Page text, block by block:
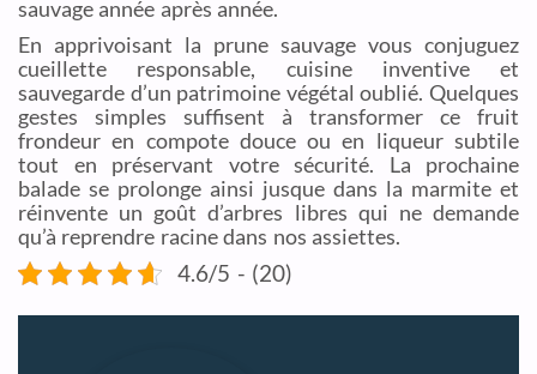
sauvage année après année.
En apprivoisant la prune sauvage vous conjuguez
cueillette responsable, cuisine inventive et
sauvegarde d’un patrimoine végétal oublié. Quelques
gestes simples suffisent à transformer ce fruit
frondeur en compote douce ou en liqueur subtile
tout en préservant votre sécurité. La prochaine
balade se prolonge ainsi jusque dans la marmite et
réinvente un goût d’arbres libres qui ne demande
qu’à reprendre racine dans nos assiettes.
4.6/5 - (20)